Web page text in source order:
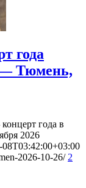
года
Тюмень,
года в
2026
08T03:42:00+03:00
2026-10-26/ 2